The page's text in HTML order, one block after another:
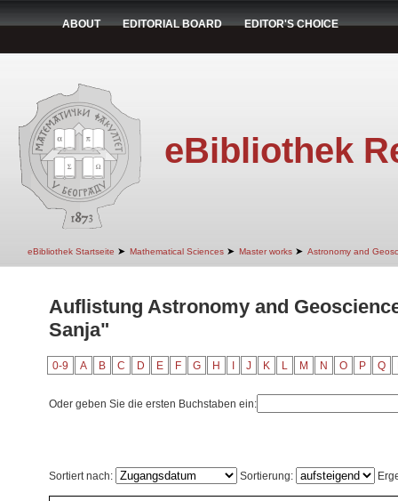
ABOUT EDITORIAL BOARD EDITOR'S CHOICE
eBibliothek
eBibliothek Startseite ➤ Mathematical Sciences ➤ Master works ➤ Astronomy and
Auflistung Astronomy and
Sanja"
0-9 A B C D E F G H J K L M N O P Q
Oder geben Sie die ersten Buchstaben ein:
Sortiert nach: Sortierung: